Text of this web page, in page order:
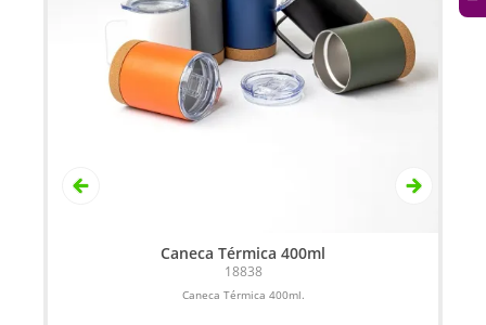
Caneca Térmica 400ml
18838
Caneca Térmica 400ml.